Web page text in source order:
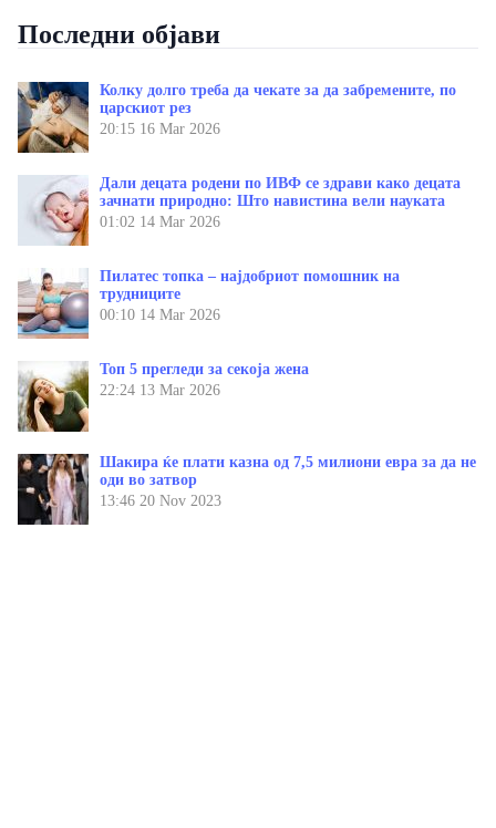
Последни објави
Колку долго треба да чекате за да забремените, по
царскиот рез
20:15 16 Mar 2026
Дали децата родени по ИВФ се здрави како децата
зачнати природно: Што навистина вели науката
01:02 14 Mar 2026
Пилатес топка – најдобриот помошник на
трудниците
00:10 14 Mar 2026
Топ 5 прегледи за секоја жена
22:24 13 Mar 2026
Шакира ќе плати казна од 7,5 милиони евра за да не
оди во затвор
13:46 20 Nov 2023